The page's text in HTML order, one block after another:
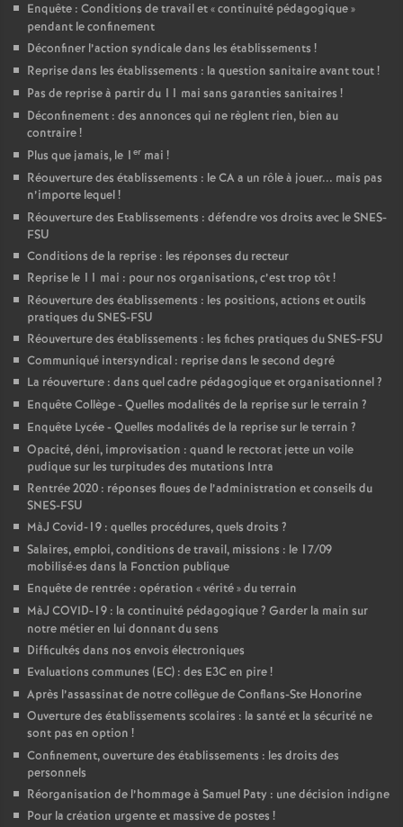
Enquête : Conditions de travail et «continuité pédagogique»
pendant le confinement
Déconfiner l’action syndicale dans les établissements !
Reprise dans les établissements : la question sanitaire avant tout!
Pas de reprise à partir du 11 mai sans garanties sanitaires !
Déconfinement : des annonces qui ne règlent rien, bien au
contraire!
Plus que jamais, le 1 er mai !
Réouverture des établissements : le CA a un rôle à jouer... mais pas
n’importe lequel!
Réouverture des Etablissements : défendre vos droits avec le SNES-
FSU
Conditions de la reprise : les réponses du recteur
Reprise le 11 mai : pour nos organisations, c’est trop tôt!
Réouverture des établissements : les positions, actions et outils
pratiques du SNES-FSU
Réouverture des établissements : les fiches pratiques du SNES-FSU
Communiqué intersyndical : reprise dans le second degré
La réouverture : dans quel cadre pédagogique et organisationnel?
Enquête Collège - Quelles modalités de la reprise sur le terrain ?
Enquête Lycée - Quelles modalités de la reprise sur le terrain ?
Opacité, déni, improvisation : quand le rectorat jette un voile
pudique sur les turpitudes des mutations Intra
Rentrée 2020 : réponses floues de l’administration et conseils du
SNES-FSU
MàJ Covid-19 : quelles procédures, quels droits ?
Salaires, emploi, conditions de travail, missions : le 17/09
mobilisé·es dans la Fonction publique
Enquête de rentrée : opération «vérité» du terrain
MàJ COVID-19 : la continuité pédagogique? Garder la main sur
notre métier en lui donnant du sens
Difficultés dans nos envois électroniques
Evaluations communes (EC) : des E3C en pire!
Après l’assassinat de notre collègue de Conflans-Ste Honorine
Ouverture des établissements scolaires : la santé et la sécurité ne
sont pas en option !
Confinement, ouverture des établissements : les droits des
personnels
Réorganisation de l’hommage à Samuel Paty : une décision indigne
Pour la création urgente et massive de postes !